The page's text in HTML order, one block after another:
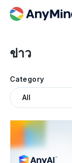
ข่าว
Category